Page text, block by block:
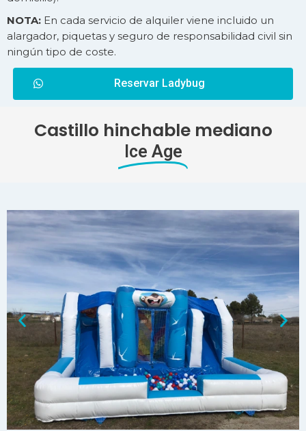
NOTA: En cada servicio de alquiler viene incluido un
alargador, piquetas y seguro de responsabilidad civil sin
ningún tipo de coste.
Reservar Ladybug
Castillo hinchable mediano
Ice Age